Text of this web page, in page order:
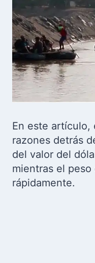
En este artículo,
razones detrás
del valor del
mientras el
rápidamente.